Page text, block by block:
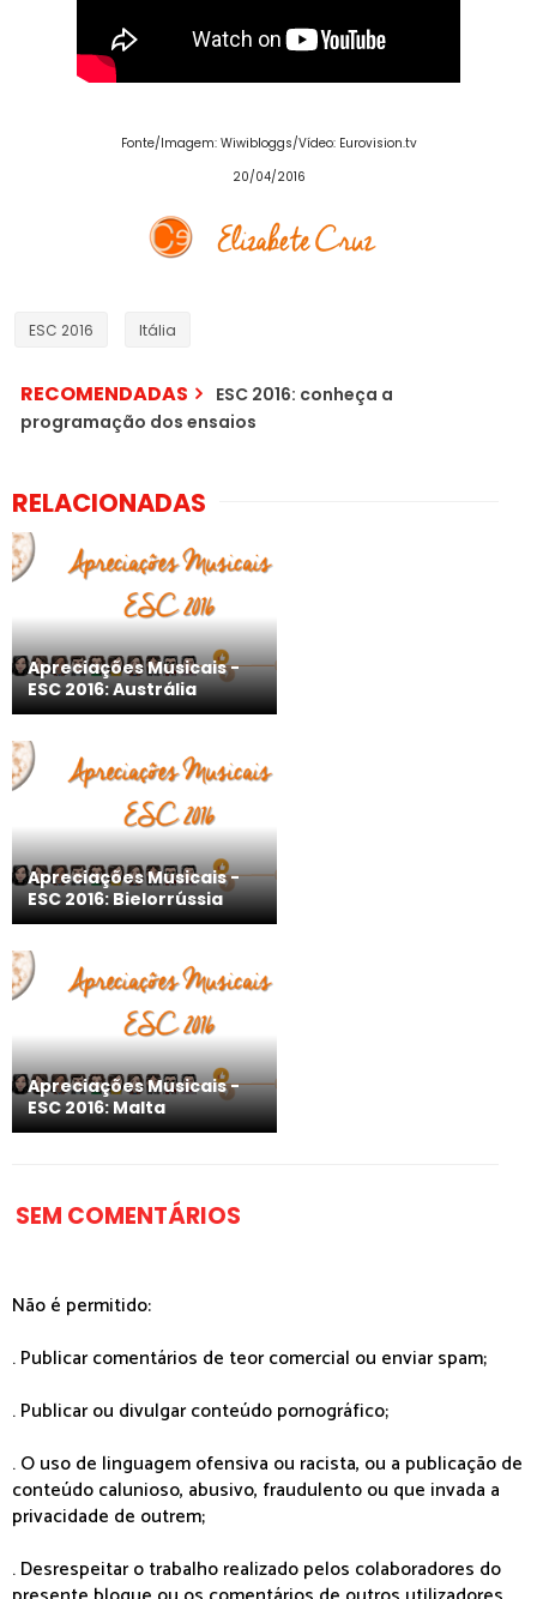
Fonte/Imagem: Wiwibloggs/Vídeo: Eurovision.tv
20/04/2016
ESC 2016 Itália
RECOMENDADAS
ESC 2016: conheça a
programação dos ensaios
RELACIONADAS
Apreciações Musicais -
ESC 2016: Austrália
Apreciações Musicais -
ESC 2016: Bielorrússia
Apreciações Musicais -
ESC 2016: Malta
SEM COMENTÁRIOS
Não é permitido:
. Publicar comentários de teor comercial ou enviar spam;
. Publicar ou divulgar conteúdo pornográfico;
. O uso de linguagem ofensiva ou racista, ou a publicação de
conteúdo calunioso, abusivo, fraudulento ou que invada a
privacidade de outrem;
. Desrespeitar o trabalho realizado pelos colaboradores do